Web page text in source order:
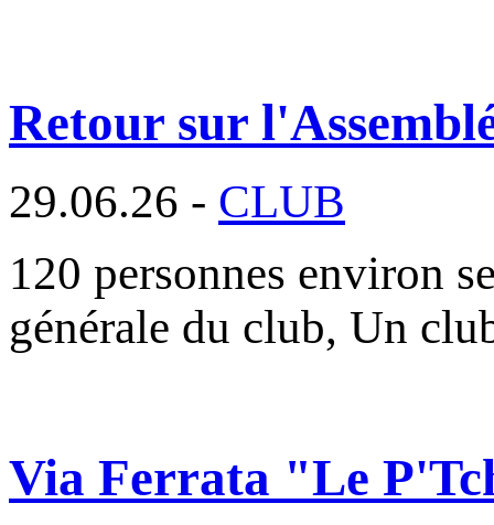
Retour sur
29.06.26 - CLUB
120 personnes environ
générale du club, Un
Via Ferrata "Le